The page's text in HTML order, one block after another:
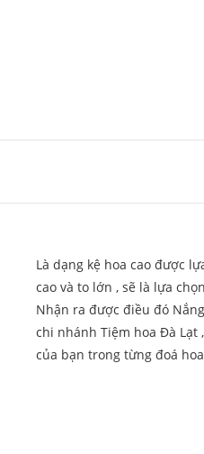
Là dạng kệ hoa cao được
cao và to lớn , sẽ là lựa
Nhận ra được điều đó
chi nhánh Tiệm hoa Đà Lạt
của bạn trong từng đoá hoa